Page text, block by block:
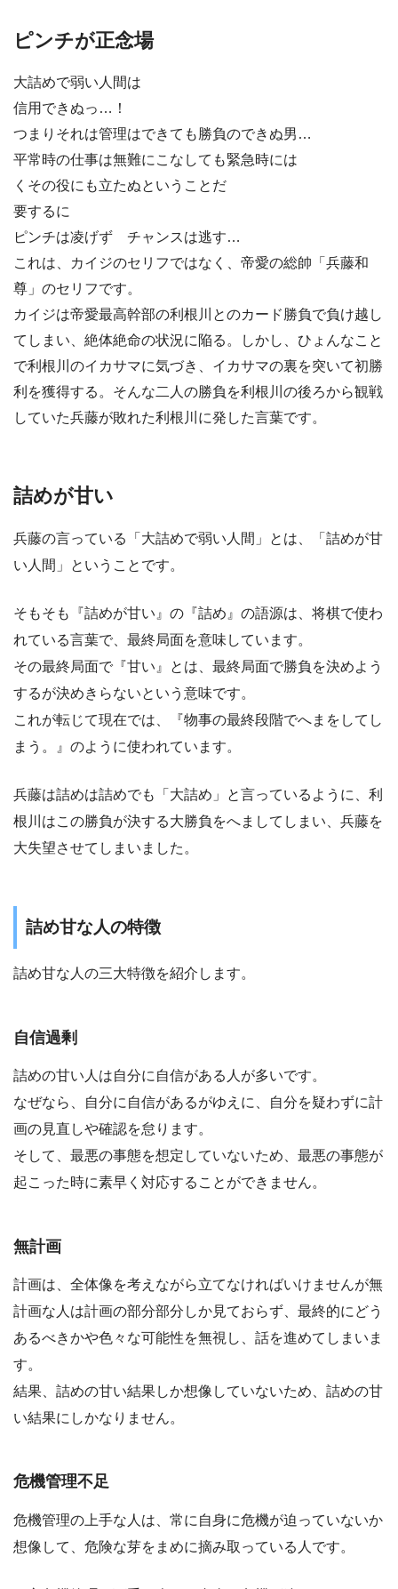
ピンチが正念場
大詰めで弱い人間は
信用できぬっ…！
つまりそれは管理はできても勝負のできぬ男…
平常時の仕事は無難にこなしても緊急時には
くその役にも立たぬということだ
要するに
ピンチは凌げず チャンスは逃す…
これは、カイジのセリフではなく、帝愛の総帥「兵藤和
尊」のセリフです。
カイジは帝愛最高幹部の利根川とのカード勝負で負け越し
てしまい、絶体絶命の状況に陥る。しかし、ひょんなこと
で利根川のイカサマに気づき、イカサマの裏を突いて初勝
利を獲得する。そんな二人の勝負を利根川の後ろから観戦
していた兵藤が敗れた利根川に発した言葉です。
詰めが甘い
兵藤の言っている「大詰めで弱い人間」とは、「詰めが甘
い人間」ということです。
そもそも『詰めが甘い』の『詰め』の語源は、将棋で使わ
れている言葉で、最終局面を意味しています。
その最終局面で『甘い』とは、最終局面で勝負を決めよう
するが決めきらないという意味です。
これが転じて現在では、『物事の最終段階でへまをしてし
まう。』のように使われています。
兵藤は詰めは詰めでも「大詰め」と言っているように、利
根川はこの勝負が決する大勝負をへましてしまい、兵藤を
大失望させてしまいました。
詰め甘な人の特徴
詰め甘な人の三大特徴を紹介します。
自信過剰
詰めの甘い人は自分に自信がある人 が多いです。
なぜなら、自分に自信があるがゆえに、自分を疑わずに計
画の見直しや確認を怠ります。
そして、最悪の事態を想定していないため、最悪の事態が
起こった時に素早く対応することができません。
無計画
計画は、全体像を考えながら立てなければいけませんが無
計画な人は計画の部分部分しか見ておらず、最終的にどう
あるべきかや色々な可能性を無視し、話を進めてしまいま
す。
結果、 詰めの甘い結果しか想像していないため、詰めの甘
い結果にしかなりません。
危機管理不足
危機管理の上手な人は、常に自身に危機が迫っていないか
想像して、危険な芽をまめに摘み取っている人です。